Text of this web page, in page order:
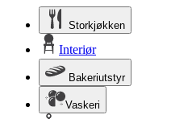
Storkjøkken
Interiør
Bakeriutstyr
Vaskeri